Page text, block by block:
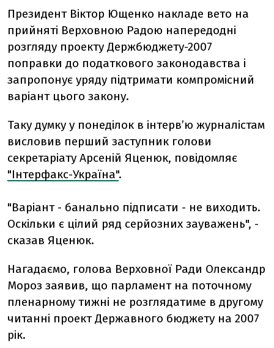
Президент Віктор Ющенко накладе вето на
прийняті Верховною Радою напередодні
розгляду проекту Держбюджету-2007
поправки до податкового законодавства і
запропонує уряду підтримати компромісний
варіант цього закону.
Таку думку у понеділок в інтерв’ю журналістам
висловив перший заступник голови
секретаріату Арсеній Яценюк, повідомляє
"Інтерфакс-Україна".
"Варіант - банально підписати - не виходить.
Оскільки є цілий ряд серйозних зауважень", -
сказав Яценюк.
Нагадаємо, голова Верховної Ради Олександр
Мороз заявив, що парламент на поточному
пленарному тижні не розглядатиме в другому
читанні проект Державного бюджету на 2007
рік.